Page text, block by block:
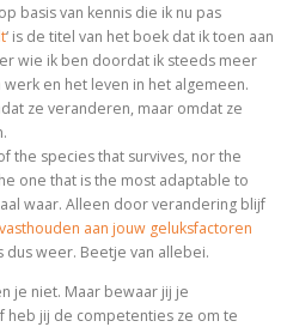
basis van kennis die ik nu pas
‘ is de titel van het boek dat ik toen aan
wie ik ben doordat ik steeds meer
en het leven in het algemeen.
ze veranderen, maar omdat ze
the species that survives, nor the
one that is the most adaptable to
waar. Alleen door verandering blijf
vasthouden aan jouw geluksfactoren
dus weer. Beetje van allebei.
je niet. Maar bewaar jij je
heb jij de competenties ze om te